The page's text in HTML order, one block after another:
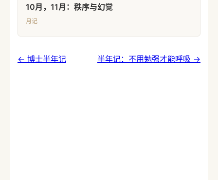
10月，11月：秩序与幻觉
月记
← 博士半年记 半年记：不用勉强才能呼吸 →